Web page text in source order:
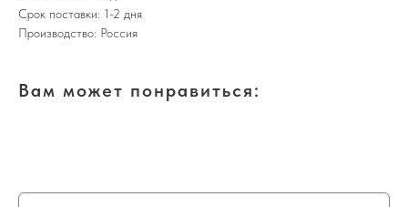
Срок поставки: 1-2 дня
Производство: Россия
Вам может понравиться: